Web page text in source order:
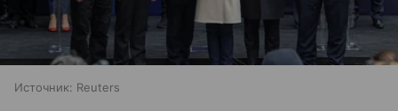
Источник: Reuters